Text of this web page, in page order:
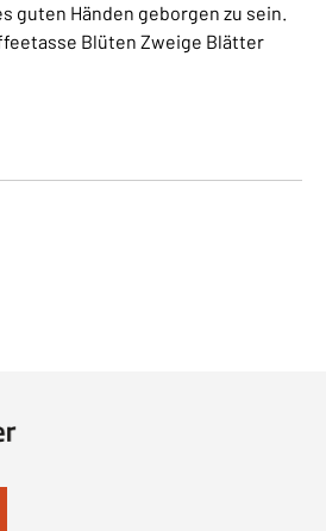
guten Händen geborgen zu sein.
Blüten Zweige Blätter